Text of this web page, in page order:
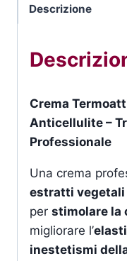
Descrizione
Crema
Anticellulite –
Professionale
Una crema
estratti vegetali
per stimolare la
migliorare l’
inestetismi